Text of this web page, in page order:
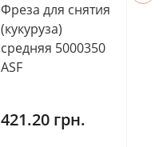
Фреза для снятия
(кукуруза)
средняя 5000350
ASF
421.20 грн.